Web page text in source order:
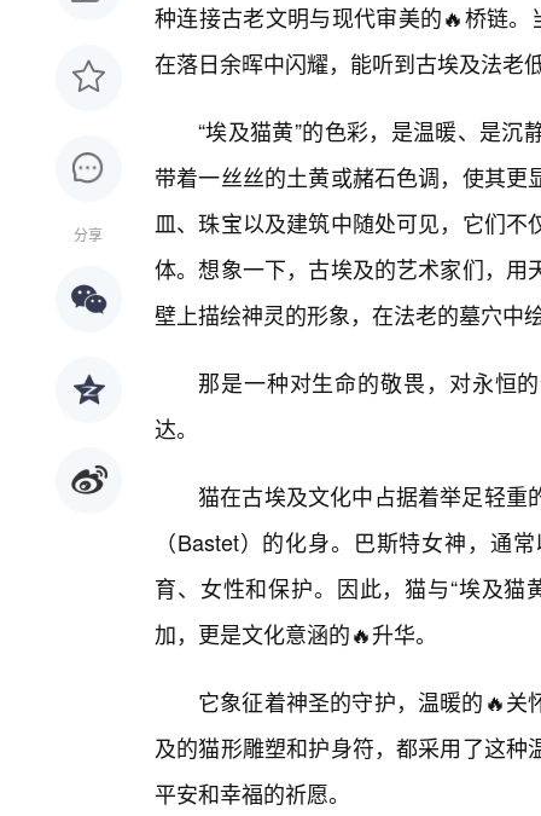
分享
种连接古老文明与现代审美的🔥桥链
在落日余晖中闪耀，能听到古埃及法老
“埃及猫黄”的色彩，是温暖、是
带着一丝丝的土黄或赭石色调，使其
皿、珠宝以及建筑中随处可见，它们
体。想象一下，古埃及的艺术家们，
壁上描绘神灵的形象，在法老的墓穴中
那是一种对生命的敬畏，对永恒
达。
猫在古埃及文化中占据着举足轻重
（Bastet）的化身。巴斯特女神，通
育、女性和保护。因此，猫与“埃及
加，更是文化意涵的🔥升华。
它象征着神圣的守护，温暖的🔥
及的猫形雕塑和护身符，都采用了这
平安和幸福的祈愿。